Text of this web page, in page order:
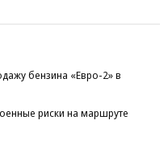
бензина «Евро-2» в
риски на маршруте